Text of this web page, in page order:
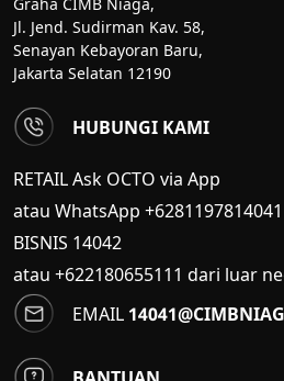
Jl. Jend. Sudirman Kav. 58,
Senayan Kebayoran Baru,
Jakarta Selatan 12190
HUBUNGI KAMI
RETAIL Ask OCTO via App
atau WhatsApp +6281197814041
BISNIS 14042
atau +622180655111 dari luar
EMAIL